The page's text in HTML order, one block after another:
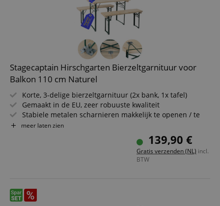
Stagecaptain Hirschgarten Bierzeltgarnituur voor
Balkon 110 cm Naturel
Korte, 3-delige bierzeltgarnituur (2x bank, 1x tafel)
Gemaakt in de EU, zeer robuuste kwaliteit
Stabiele metalen scharnieren makkelijk te openen / te
sluiten
Eenvoudig opvouwbaar, dus makkelijk op te bergen en te
Zitbanken en tafelblad van vurenhout
meer laten zien
139,90 €
Gratis verzenden (NL) incl.
BTW